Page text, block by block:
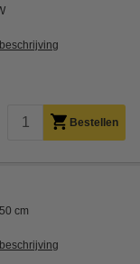
Bestellen
cm